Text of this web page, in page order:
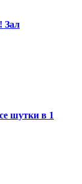
Зал
шутки в 1